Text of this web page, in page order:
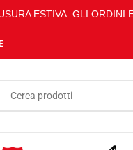
ESTIVA: GLI ORDINI